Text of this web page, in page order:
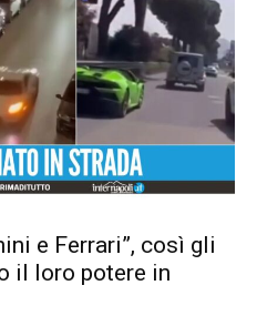
e Ferrari”, così gli
il loro potere in